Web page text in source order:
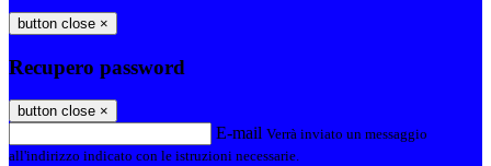
button close ×
Recupero password
button close ×
E-mail Verrà inviato un messaggio
all'indirizzo indicato con le istruzioni necessarie.